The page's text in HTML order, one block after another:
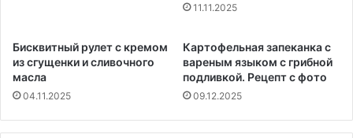
11.11.2025
Бисквитный рулет с кремом
из сгущенки и сливочного
масла
04.11.2025
Картофельная запеканка с
вареным языком с грибной
подливкой. Рецепт с фото
09.12.2025